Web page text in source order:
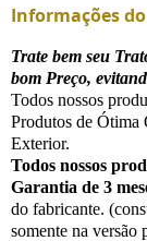
Informações
Trate bem seu
bom Preço,
Todos nossos
Produtos de Ótima
Exterior.
Todos nossos
Garantia de 3
do fabricante.
somente na